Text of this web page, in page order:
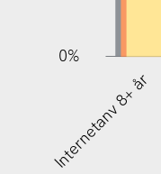
0%
Internetanv 8+ år